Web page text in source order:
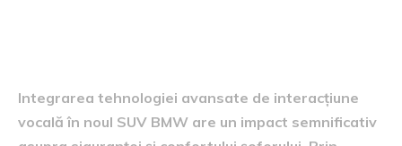
Integrarea tehnologiei avansate de interacțiune
vocală în noul SUV BMW are un impact semnificativ